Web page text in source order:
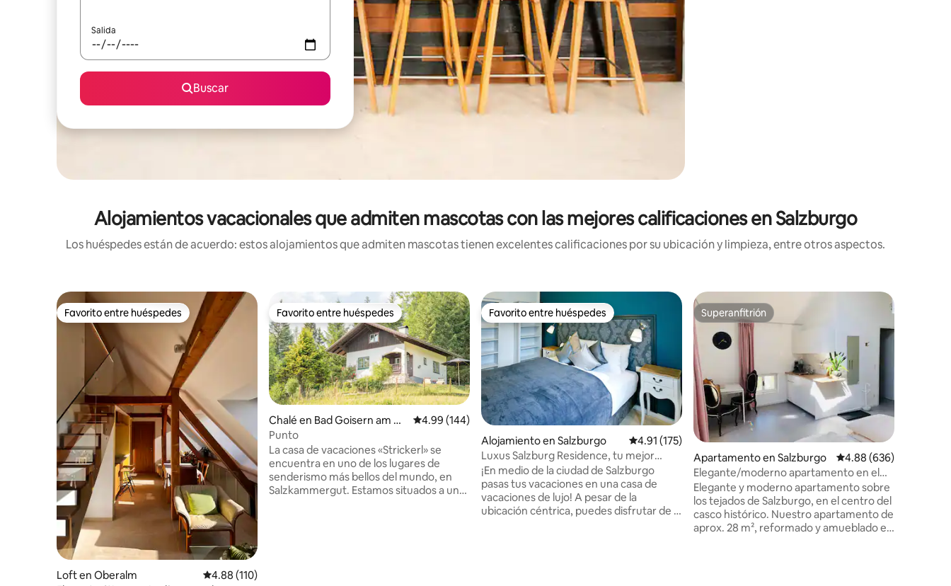
Salida
Buscar
Alojamientos vacacionales que admiten mascotas con las mejores calificaciones en Salzburgo
Los huéspedes están de acuerdo: estos alojamientos que admiten mascotas tienen excelentes calificaciones por su ubicación y limpieza, entre otros aspectos.
Favorito entre huéspedes
Favorito entre huéspedes
Loft en Oberalm Calificación promedio: 4.88 de 5, 110 reseñas
4.88 (110)
Favorito entre huéspedes
Favorito entre huéspedes
Chalé en Bad Goisern am Ha
llstättersee
Calificación promedio: 4.99 de 5, 144 reseñas
4.99 (144)
Punto
La casa de vacaciones «Strickerl» se
encuentra en uno de los lugares de
senderismo más bellos del mundo, en
Salzkammergut. Estamos situados a una
Favorito entre huéspedes
Favorito entre huéspedes
Alojamiento en Salzburgo Calificación promedio: 4.91 de 5, 175 reseñas
4.91 (175)
Luxus Salzburg Residence, tu mejor
alojamiento vacacional
¡En medio de la ciudad de Salzburgo
pasas tus vacaciones en una casa de
vacaciones de lujo! A pesar de la
ubicación céntrica, puedes disfrutar de la
Superanfitrión
Superanfitrión
Apartamento en Salzburgo Calificación promedio:
4.88 (636)
Elegante/moderno apartamento en el
casco antiguo
Elegante y moderno apartamento sobre
los tejados de Salzburgo, en el centro del
casco histórico. Nuestro apartamento de
aprox. 28 m², reformado y amueblado en